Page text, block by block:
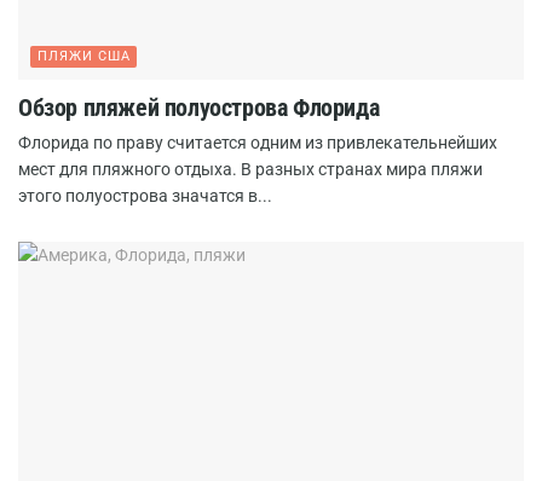
ПЛЯЖИ США
Обзор пляжей полуострова Флорида
Флорида по праву считается одним из привлекательнейших
мест для пляжного отдыха. В разных странах мира пляжи
этого полуострова значатся в...